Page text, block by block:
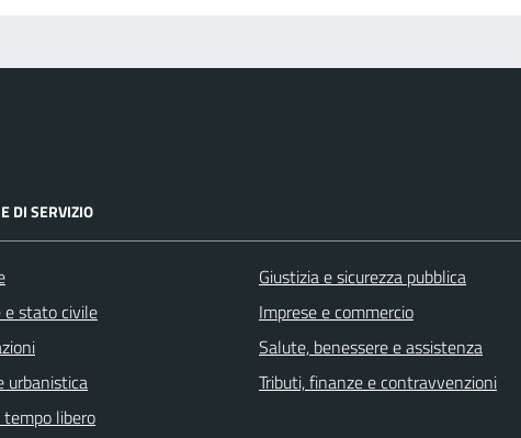
DI SERVIZIO
e stato civile
urbanistica
libero
Giustizia e sicurezza pubblica
Imprese e commercio
Salute, benessere e assistenza
Tributi, finanze e contravvenzioni